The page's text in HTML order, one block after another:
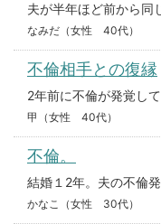
なみだ（女性 40代）
不倫相手との復縁
甲（女性 40代）
不倫。
かなこ（女性 30代）